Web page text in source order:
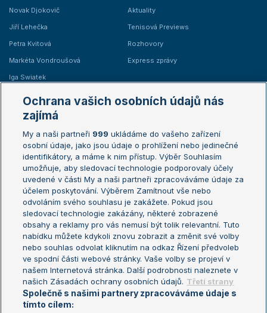
Novak Djokovič
Jiří Lehečka
Petra Kvitová
Markéta Vondroušová
Iga Swiatek
Aktuality
Tenisová Previews
Rozhovory
Express zprávy
Žebříčky
Žebříček ATP (muži)
Žebříček WTA (ženy)
Sázkařský žebříček
Australian Open
French Open
Wimbledon
US Open
Turnaj mistrů
Turnaj mistryň
Aktualní trendy
Fotbalové přestupy
Livesport Daily
LS Prague Open
Ochrana vašich osobních údajů nás
zajímá
My a naši partneři 999 ukládáme do vašeho zařízení
osobní údaje, jako jsou údaje o prohlížení nebo jedinečné
identifikátory, a máme k nim přístup. Výběr Souhlasím
umožňuje, aby sledovací technologie podporovaly účely
uvedené v části My a naši partneři zpracováváme údaje za
účelem poskytování. Výběrem Zamítnout vše nebo
odvoláním svého souhlasu je zakážete. Pokud jsou
sledovací technologie zakázány, některé zobrazené
obsahy a reklamy pro vás nemusí být tolik relevantní. Tuto
nabídku můžete kdykoli znovu zobrazit a změnit své volby
nebo souhlas odvolat kliknutím na odkaz Řízení předvoleb
ve spodní části webové stránky. Vaše volby se projeví v
našem Internetová stránka. Další podrobnosti naleznete v
našich Zásadách ochrany osobních údajů. Třetí strany
Společně s našimi partnery zpracováváme údaje s
tímto cílem: